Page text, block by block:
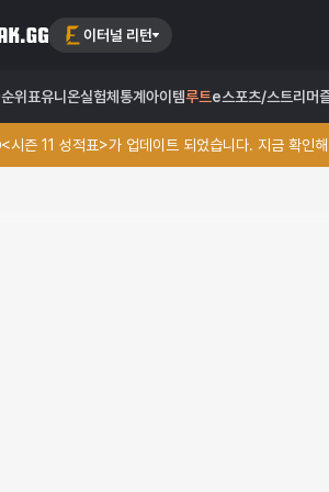
이터널 리턴
순위표유니온실험체 통계 아이템루트e스포츠/스트리머
<시즌 11 성적표>가 업데이트 되었습니다. 지금 확인